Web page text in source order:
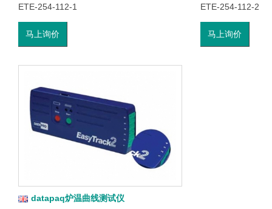
ETE-254-112-1
马上询价
ETE-254-112-2
马上询价
datapaq炉温曲线测试仪